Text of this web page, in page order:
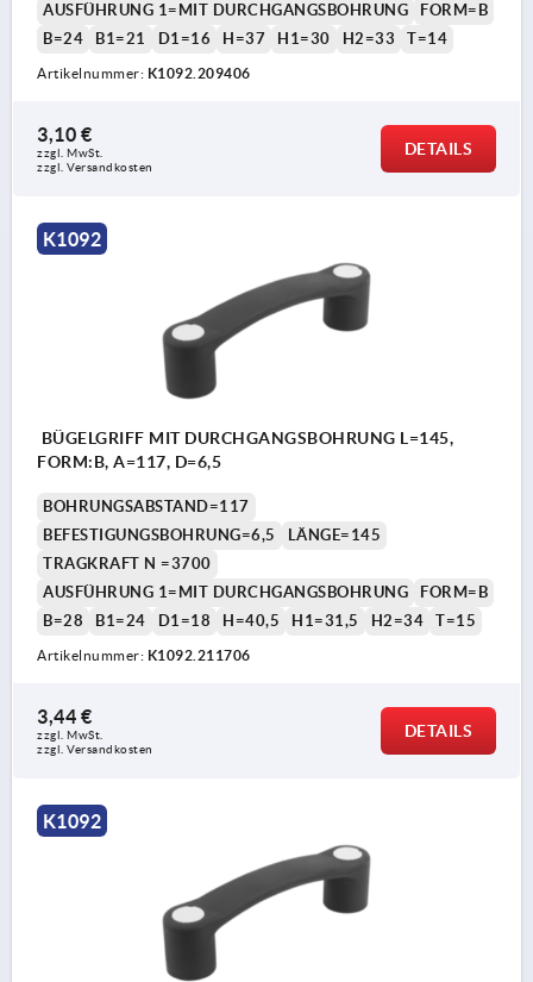
AUSFÜHRUNG 1=MIT DURCHGANGSBOHRUNG
FORM=B
B=24
B1=21 D1=16 H=37 H1=30 H2=33 T=14
Artikelnummer: K1092.209406
3,10 €
zzgl. MwSt.
zzgl. Versandkosten
DETAILS
K1092
BÜGELGRIFF MIT DURCHGANGSBOHRUNG L=145,
FORM:B, A=117, D=6,5
BOHRUNGSABSTAND=117
BEFESTIGUNGSBOHRUNG=6,5
LÄNGE=145
TRAGKRAFT N =3700
AUSFÜHRUNG 1=MIT DURCHGANGSBOHRUNG
FORM=B
B=28
B1=24 D1=18 H=40,5 H1=31,5 H2=34 T=15
Artikelnummer: K1092.211706
3,44 €
zzgl. MwSt.
zzgl. Versandkosten
DETAILS
K1092